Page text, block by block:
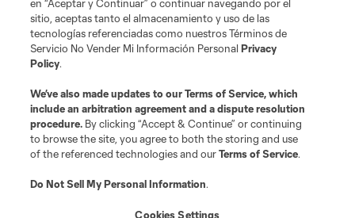
desautorizado está prohibido.
en “Aceptar y Continuar” o continuar navegando por el
sitio, aceptas tanto el almacenamiento y uso de las
tecnologías referenciadas como nuestros Términos de
Servicio No Vender Mi Información PersonalPrivacy
Policy.
We’ve also made updates to ourTerms of Service, which
include an arbitration agreement and a dispute resolution
procedure. By clicking “Accept & Continue” or continuing
to browse the site, you agree to both the storing and use
of the referenced technologies and ourTerms of Service.
Do Not Sell My Personal Information.
Cookies Settings